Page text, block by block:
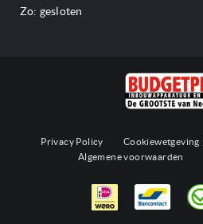
Zo: gesloten
Privacy Policy Cookiewetgeving
Algemene voorwaarden